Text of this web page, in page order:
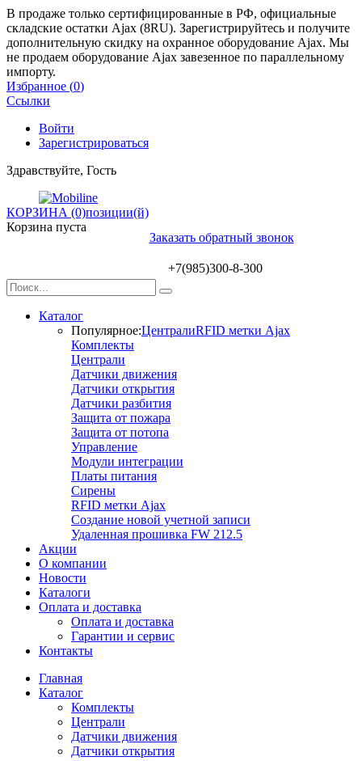
В продаже только сертифицированные в РФ, официальные
складские остатки Ajax (8RU). Зарегистрируйтесь и получите
дополнительную скидку на охранное оборудование Ajax. Мы
не продаем оборудование Ajax завезенное по параллельному
импорту.
Избранное (0)
Ссылки
Войти
Зарегистрироваться
Здравствуйте, Гость
КОРЗИНА (0)позиции(й)
Корзина пуста
Заказать обратный звонок
+7(985)300-8-300
Каталог
Популярное:ЦентралиRFID метки Ajax
Комплекты
Централи
Датчики движения
Датчики открытия
Датчики разбития
Защита от пожара
Защита от потопа
Управление
Модули интеграции
Платы питания
Сирены
RFID метки Ajax
Создание новой учетной записи
Удаленная прошивка FW 212.5
Акции
О компании
Новости
Каталоги
Оплата и доставка
Оплата и доставка
Гарантии и сервис
Контакты
Главная
Каталог
Комплекты
Централи
Датчики движения
Датчики открытия